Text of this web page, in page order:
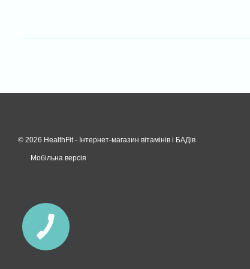
© 2026 HealthFit - Інтернет-магазин вітамінів і БАДів
Мобільна версія